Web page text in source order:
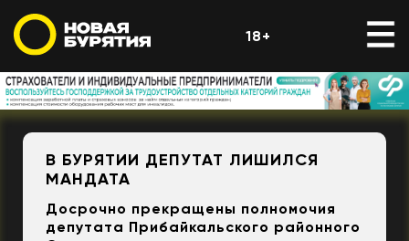
18+
В БУРЯТИИ ДЕПУТАТ ЛИШИЛСЯ
МАНДАТА
Досрочно прекращены полномочия
депутата Прибайкальского районного